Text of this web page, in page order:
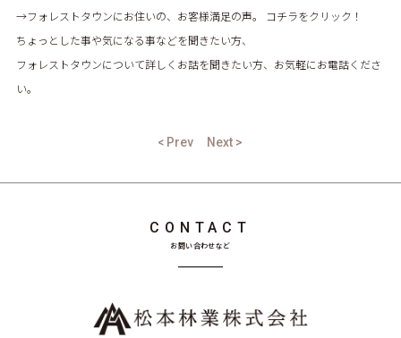
→フォレストタウンにお住いの、お客様満足の声。 コチラをクリック！
ちょっとした事や気になる事などを聞きたい方、
フォレストタウンについて詳しくお話を聞きたい方、お気軽にお電話くださ
い。
< Prev Next >
CONTACT
お問い合わせなど